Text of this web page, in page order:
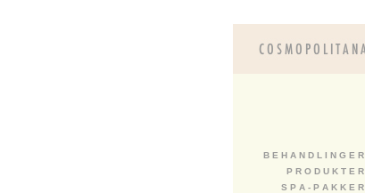
B E H A N D L I N G E R
P R O D U K T E R
S P A - P A K K E R